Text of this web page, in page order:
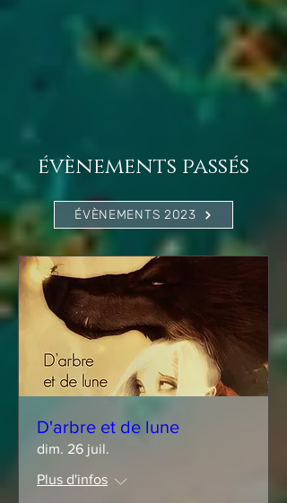
évènements passés
ÉVÈNEMENTS 2023
D'arbre et de lune
dim. 26 juil.
Plus d'infos